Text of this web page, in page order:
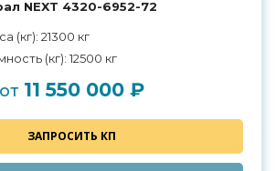
NEXT 4320-6952-72
(кг): 21300 кг
(кг): 12500 кг
от 11 550 000 ₽
ЗАПРОСИТЬ КП